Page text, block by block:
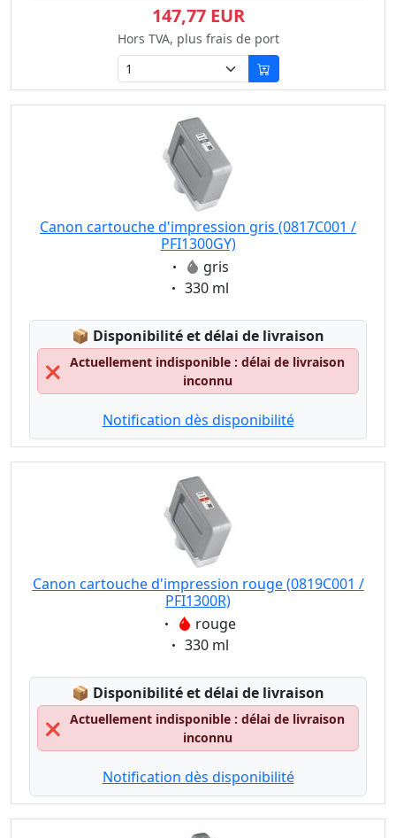
147,77 EUR
Hors TVA, plus frais de port
Canon cartouche d'impression gris (0817C001 /
PFI1300GY)
Eigenschaft:
gris
Eigenschaft:
330 ml
📦 Lagerstatus:
Disponibilité et délai de livraison
❌
Actuellement indisponible : délai de livraison
inconnu
Notification dès disponibilité
Canon cartouche d'impression rouge (0819C001 /
PFI1300R)
Eigenschaft:
rouge
Eigenschaft:
330 ml
📦 Lagerstatus:
Disponibilité et délai de livraison
❌
Actuellement indisponible : délai de livraison
inconnu
Notification dès disponibilité